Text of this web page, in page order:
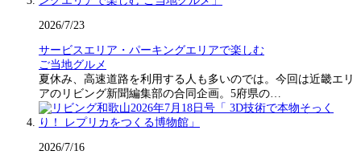
2026/7/23
サービスエリア・パーキングエリアで楽しむ
ご当地グルメ
夏休み、高速道路を利用する人も多いのでは。今回は近畿エリ
アのリビング新聞編集部の合同企画。5府県の…
2026/7/16